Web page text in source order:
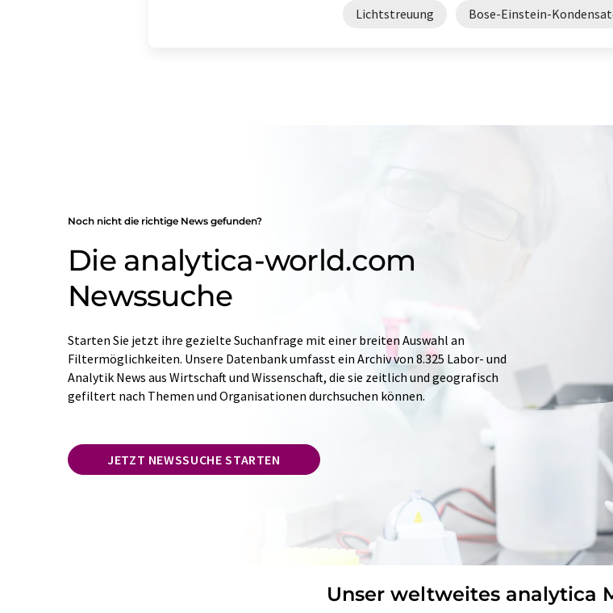
Lichtstreuung Bose-Einstein-
Noch nicht die richtige News gefunden?
Die analytica-world.com
Newssuche
Starten Sie jetzt ihre gezielte Suchanfrage mit einer breiten Auswahl an
Filtermöglichkeiten. Unsere Datenbank umfasst ein Archiv von 8.325 Labor- und
Analytik News aus Wirtschaft und Wissenschaft, die sie zeitlich und geografisch
gefiltert nach Themen und Organisationen durchsuchen können.
JETZT NEWSSUCHE STARTEN
Unser weltweites analytica